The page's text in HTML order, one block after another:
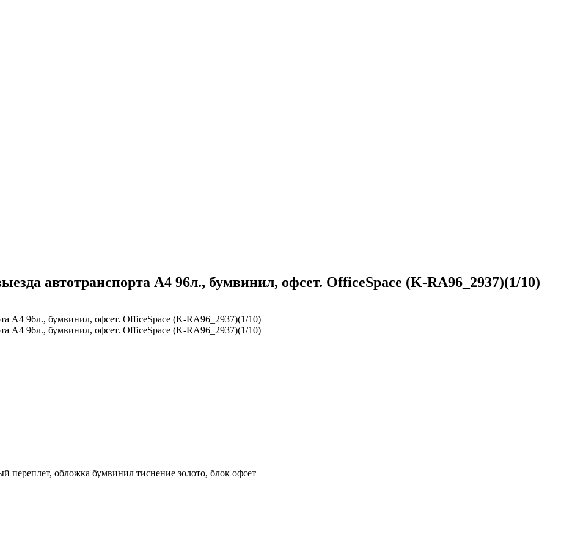
автотранспорта А4 96л., бумвинил, офсет. OfficeSpace (K-RA96_2937)(1/10)
переплет, обложка бумвинил тиснение золото, блок офсет